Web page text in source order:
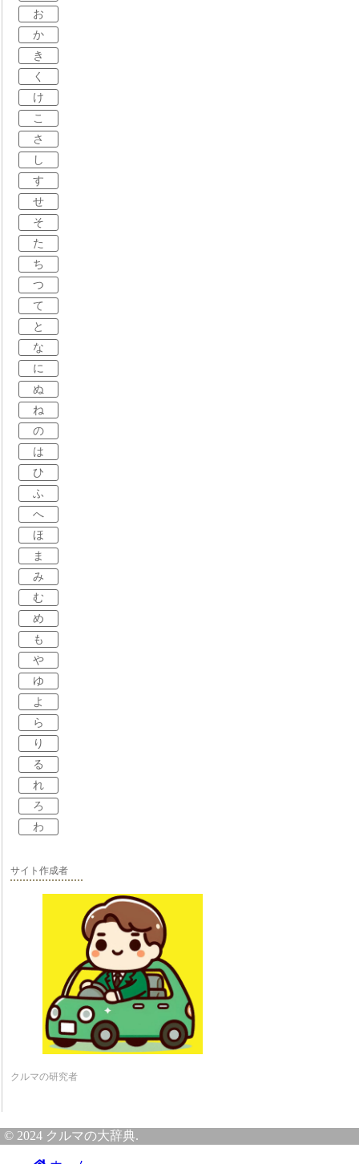
お
か
き
く
け
こ
さ
し
す
せ
そ
た
ち
つ
て
と
な
に
ぬ
ね
の
は
ひ
ふ
へ
ほ
ま
み
む
め
も
や
ゆ
よ
ら
り
る
れ
ろ
わ
サイト作成者
クルマの研究者
© 2024 クルマの大辞典.